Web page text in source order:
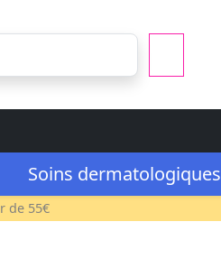
Soins dermatologiques
de 55€